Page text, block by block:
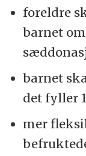
foreldre
barnet
barnet
det fyller
mer